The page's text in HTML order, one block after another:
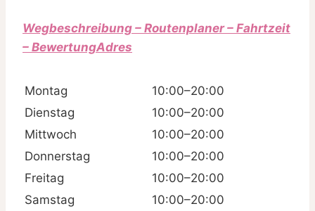
Wegbeschreibung – Routenplaner – Fahrtzeit
– BewertungAdres
Montag
10:00–20:00
Dienstag
10:00–20:00
Mittwoch
10:00–20:00
Donnerstag
10:00–20:00
Freitag
10:00–20:00
Samstag
10:00–20:00